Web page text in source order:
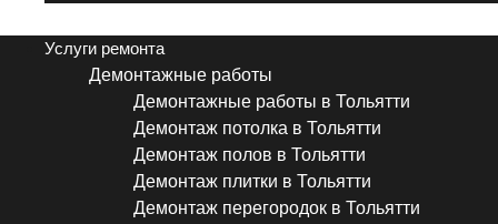
Услуги ремонта
Демонтажные работы
Демонтажные работы в Тольятти
Демонтаж потолка в Тольятти
Демонтаж полов в Тольятти
Демонтаж плитки в Тольятти
Демонтаж перегородок в Тольятти